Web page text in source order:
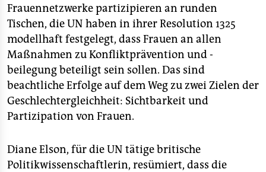
Frauennetzwerke partizipieren an runden
Tischen, die UN haben in ihrer Resolution 1325
modellhaft festgelegt, dass Frauen an allen
Maßnahmen zu Konfliktprävention und -
beilegung beteiligt sein sollen. Das sind
beachtliche Erfolge auf dem Weg zu zwei Zielen der
Geschlechtergleichheit: Sichtbarkeit und
Partizipation von Frauen.
Diane Elson, für die UN tätige britische
Politikwissenschaftlerin, resümiert, dass die